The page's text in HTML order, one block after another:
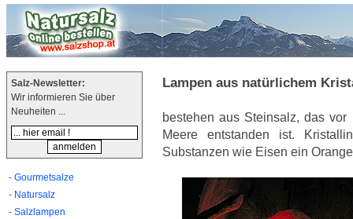
Salz-Newsletter:
Wir informieren Sie über
Neuheiten ...
- Gourmetsalze
- Natursalz
- Salzlampen
Lampen aus natürlichem
bestehen aus Steinsalz, das
Meere entstanden ist.
Substanzen wie Eisen ein